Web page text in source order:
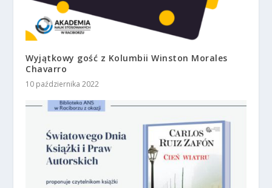
Wyjątkowy gość z Kolumbii Winston Morales
Chavarro
10 października 2022